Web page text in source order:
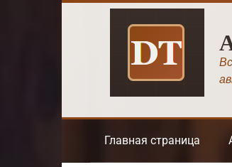
Главная страница